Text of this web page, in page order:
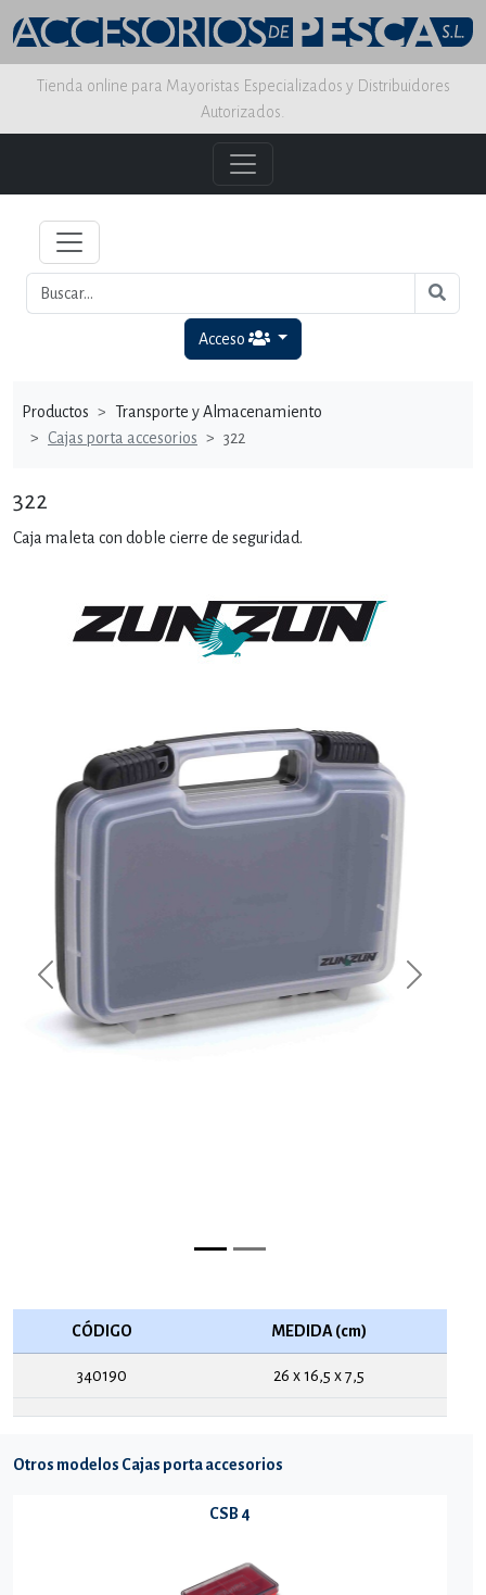
Tienda online para Mayoristas Especializados y Distribuidores
Autorizados.
Acceso
Productos
Transporte y Almacenamiento
Cajas porta accesorios
322
322
Caja maleta con doble cierre de seguridad.
Previous Next
CÓDIGO MEDIDA (cm)
340190 26 x 16,5 x 7,5
Otros modelos Cajas porta accesorios
CSB 4